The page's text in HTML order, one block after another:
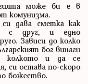
може би е в
комунизма.
дава сметка как
с друг, и едно
Зависи до колко
бог винаги
колкото и да се
си остава по-скоро
божество.